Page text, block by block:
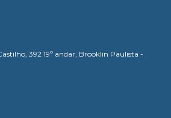
392 19º andar, Brooklin Paulista -